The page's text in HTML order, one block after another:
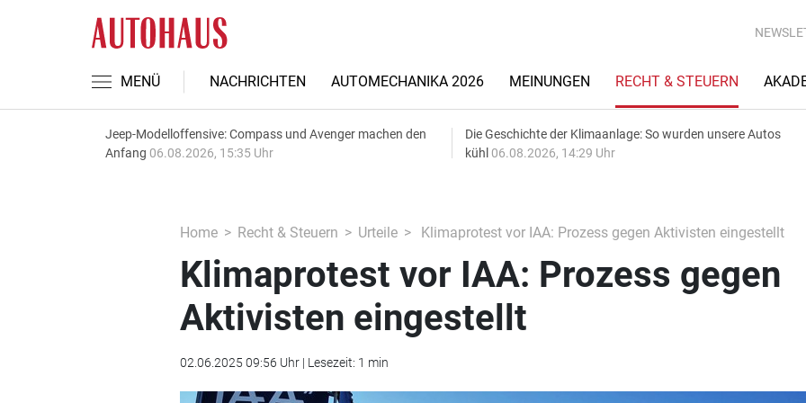
MENÜ NACHRICHTEN AUTOMECHANIKA 2026 MEINUNGEN RECHT & STEUERN
Jeep-Modelloffensive: Compass und Avenger machen den
Anfang 06.08.2026, 15:35 Uhr
Die Geschichte der Klimaanlage: So wurden unsere Autos
kühl 06.08.2026, 14:29 Uhr
Home Recht & Steuern Urteile Klimaprotest vor IAA: Prozess gegen Aktivisten eingestellt
Klimaprotest vor IAA: Prozess gegen
Aktivisten eingestellt
02.06.2025 09:56 Uhr | Lesezeit: 1 min